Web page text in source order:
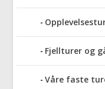
Fjellturer og
Våre faste